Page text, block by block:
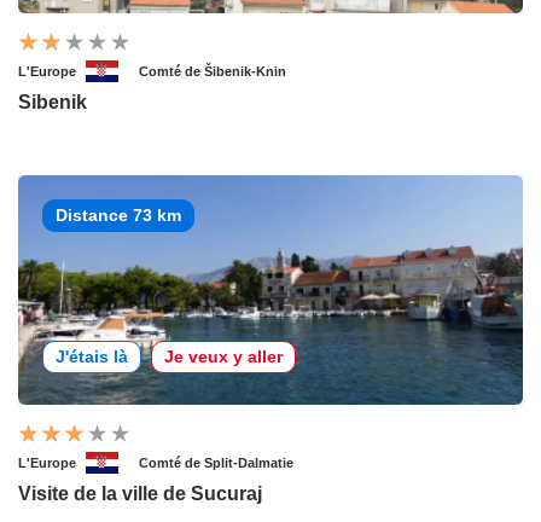
L'Europe Comté de Šibenik-Knin
Sibenik
Distance 73 km
J'étais là Je veux y aller
L'Europe Comté de Split-Dalmatie
Visite de la ville de Sucuraj